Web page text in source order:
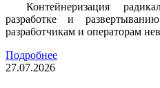
Контейнеризация
разработке и
разработчикам и операторам
Подробнее
27.07.2026